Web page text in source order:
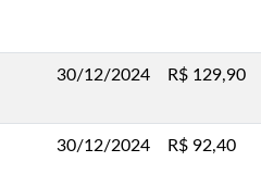
30/12/2024 R$ 129,90
30/12/2024 R$ 92,40